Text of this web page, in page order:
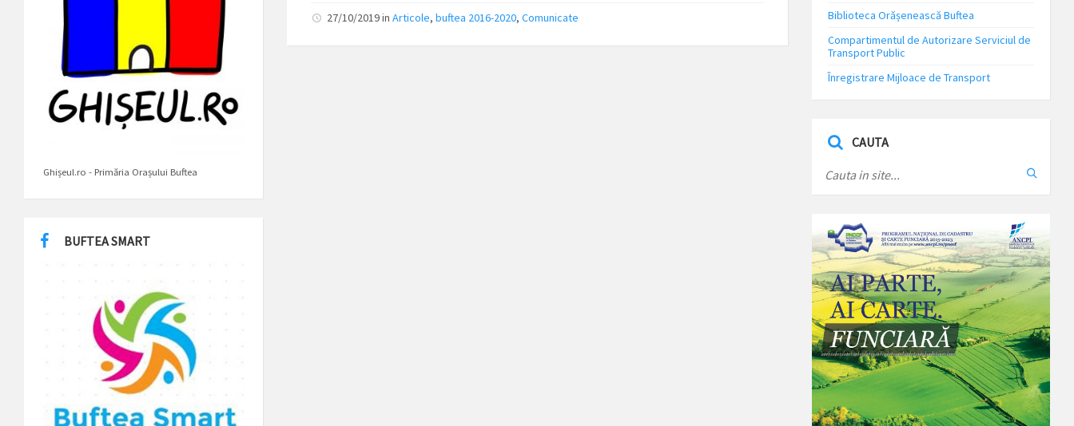
27/10/2019in Articole, buftea 2016-2020, Comunicate
Ghișeul.ro - Primăria Orașului Buftea
BUFTEA SMART
Biblioteca Orășenească Buftea
Compartimentul de Autorizare Serviciul de
Transport Public
Înregistrare Mijloace de Transport
CAUTA